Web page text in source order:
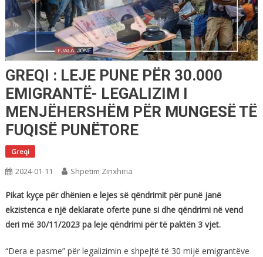
GREQI : LEJE PUNE PËR 30.000
EMIGRANTË- LEGALIZIM I
MENJËHERSHËM PËR MUNGESË TË
FUQISË PUNËTORE
Greqi
2024-01-11 Shpetim Zinxhiria
Pikat kyçe për dhënien e lejes së qëndrimit për punë janë
ekzistenca e një deklarate oferte pune si dhe qëndrimi në vend
deri më 30/11/2023 pa leje qëndrimi për të paktën 3 vjet.
“Dera e pasme” për legalizimin e shpejtë të 30 mijë emigrantëve